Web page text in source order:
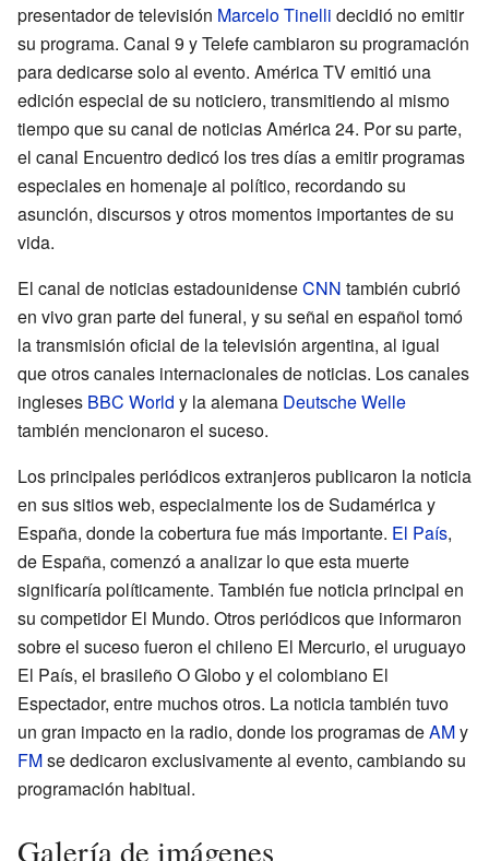
presentador de televisión Marcelo Tinelli decidió no emitir
su programa. Canal 9 y Telefe cambiaron su programación
para dedicarse solo al evento. América TV emitió una
edición especial de su noticiero, transmitiendo al mismo
tiempo que su canal de noticias América 24. Por su parte,
el canal Encuentro dedicó los tres días a emitir programas
especiales en homenaje al político, recordando su
asunción, discursos y otros momentos importantes de su
vida.
El canal de noticias estadounidenseCNN también cubrió
en vivo gran parte del funeral, y su señal en español tomó
la transmisión oficial de la televisión argentina, al igual
que otros canales internacionales de noticias. Los canales
ingleses BBC World y la alemana Deutsche Welle
también mencionaron el suceso.
Los principales periódicos extranjeros publicaron la noticia
en sus sitios web, especialmente los de Sudamérica y
España, donde la cobertura fue más importante. El País,
de España, comenzó a analizar lo que esta muerte
significaría políticamente. También fue noticia principal en
su competidor El Mundo. Otros periódicos que informaron
sobre el suceso fueron el chileno El Mercurio, el uruguayo
El País, el brasileño O Globo y el colombiano El
Espectador, entre muchos otros. La noticia también tuvo
un gran impacto en la radio, donde los programas deAMy
FMse dedicaron exclusivamente al evento, cambiando su
programación habitual.
Galería de imágenes